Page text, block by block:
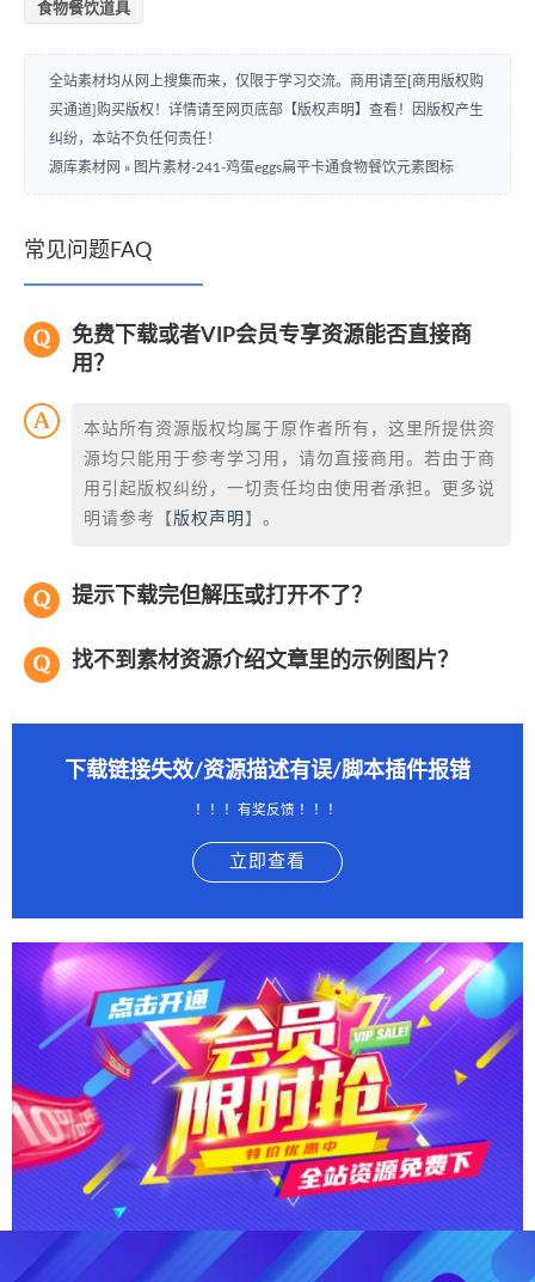
食物餐饮道具
全站素材均从网上搜集而来，仅限于学习交流。商用请至[商用版权购
买通道]购买版权！详情请至网页底部【版权声明】查看！因版权产生
纠纷，本站不负任何责任！
源库素材网 » 图片素材-241-鸡蛋eggs扁平卡通食物餐饮元素图标
常见问题FAQ
免费下载或者VIP会员专享资源能否直接商
用？
本站所有资源版权均属于原作者所有，这里所提供资
源均只能用于参考学习用，请勿直接商用。若由于商
用引起版权纠纷，一切责任均由使用者承担。更多说
明请参考【 版权声明 】。
提示下载完但解压或打开不了？
找不到素材资源介绍文章里的示例图片？
下载链接失效/资源描述有误/脚本插件报错
！！！有奖反馈 ！！！
立即查看